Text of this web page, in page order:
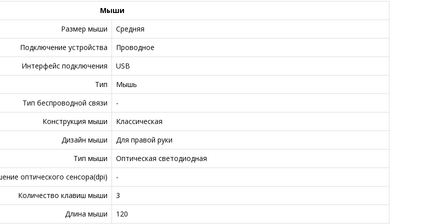
Мыши
Размер мыши
Средняя
Подключение устройства
Проводное
Интерфейс подключения
USB
Тип
Мышь
Тип беспроводной связи
-
Конструкция мыши
Классическая
Дизайн мыши
Для правой руки
Тип мыши
Оптическая светодиодная
оптического сенсора(dpi)
-
Количество клавиш мыши
3
Длина мыши
120